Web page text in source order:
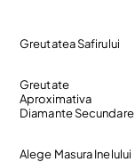
Greutatea Safirului
Greutate
Aproximativa
Diamante Secundare
Alege Masura Inelului